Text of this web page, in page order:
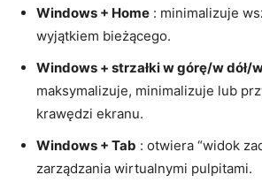
Windows + Home : minimalizuje
wyjątkiem bieżącego.
Windows + strzałki w górę/w dół/
maksymalizuje, minimalizuje lub
krawędzi ekranu.
Windows + Tab : otwiera “widok
zarządzania wirtualnymi pulpitami.